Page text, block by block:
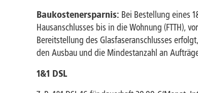
Baukostenersparnis: Bei Bestellung eines
Hausanschlusses bis in die Wohnung (FTTH),
Bereitstellung des Glasfaseranschlusses
den Ausbau und die Mindestanzahl an
1&1 DSL